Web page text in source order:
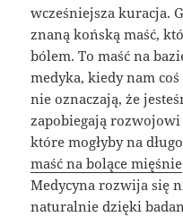
wcześniejsza kuracja.
znaną końską maść,
bólem. To maść na
medyka, kiedy nam
nie oznaczają, że
zapobiegają
które mogłyby na
maść na bolące mięśnie
Medycyna rozwija się
naturalnie dzięki